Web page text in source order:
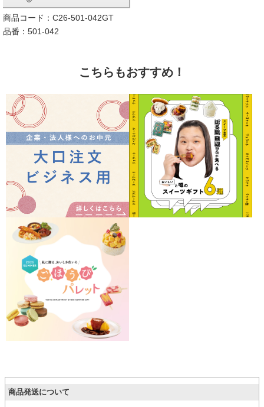
商品コード：C26-501-042GT
品番：501-042
こちらもおすすめ！
商品発送について